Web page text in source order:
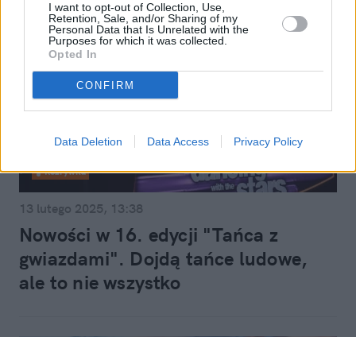
I want to opt-out of Collection, Use,
Retention, Sale, and/or Sharing of my
Personal Data that Is Unrelated with the
Purposes for which it was collected.
Opted In
CONFIRM
Data Deletion Data Access Privacy Policy
Rozrywka
13 lutego 2025, 13:38
Nowości w 16. edycji "Tańca z
gwiazdami". Dojdą tańce ludowe,
ale to nie wszystko